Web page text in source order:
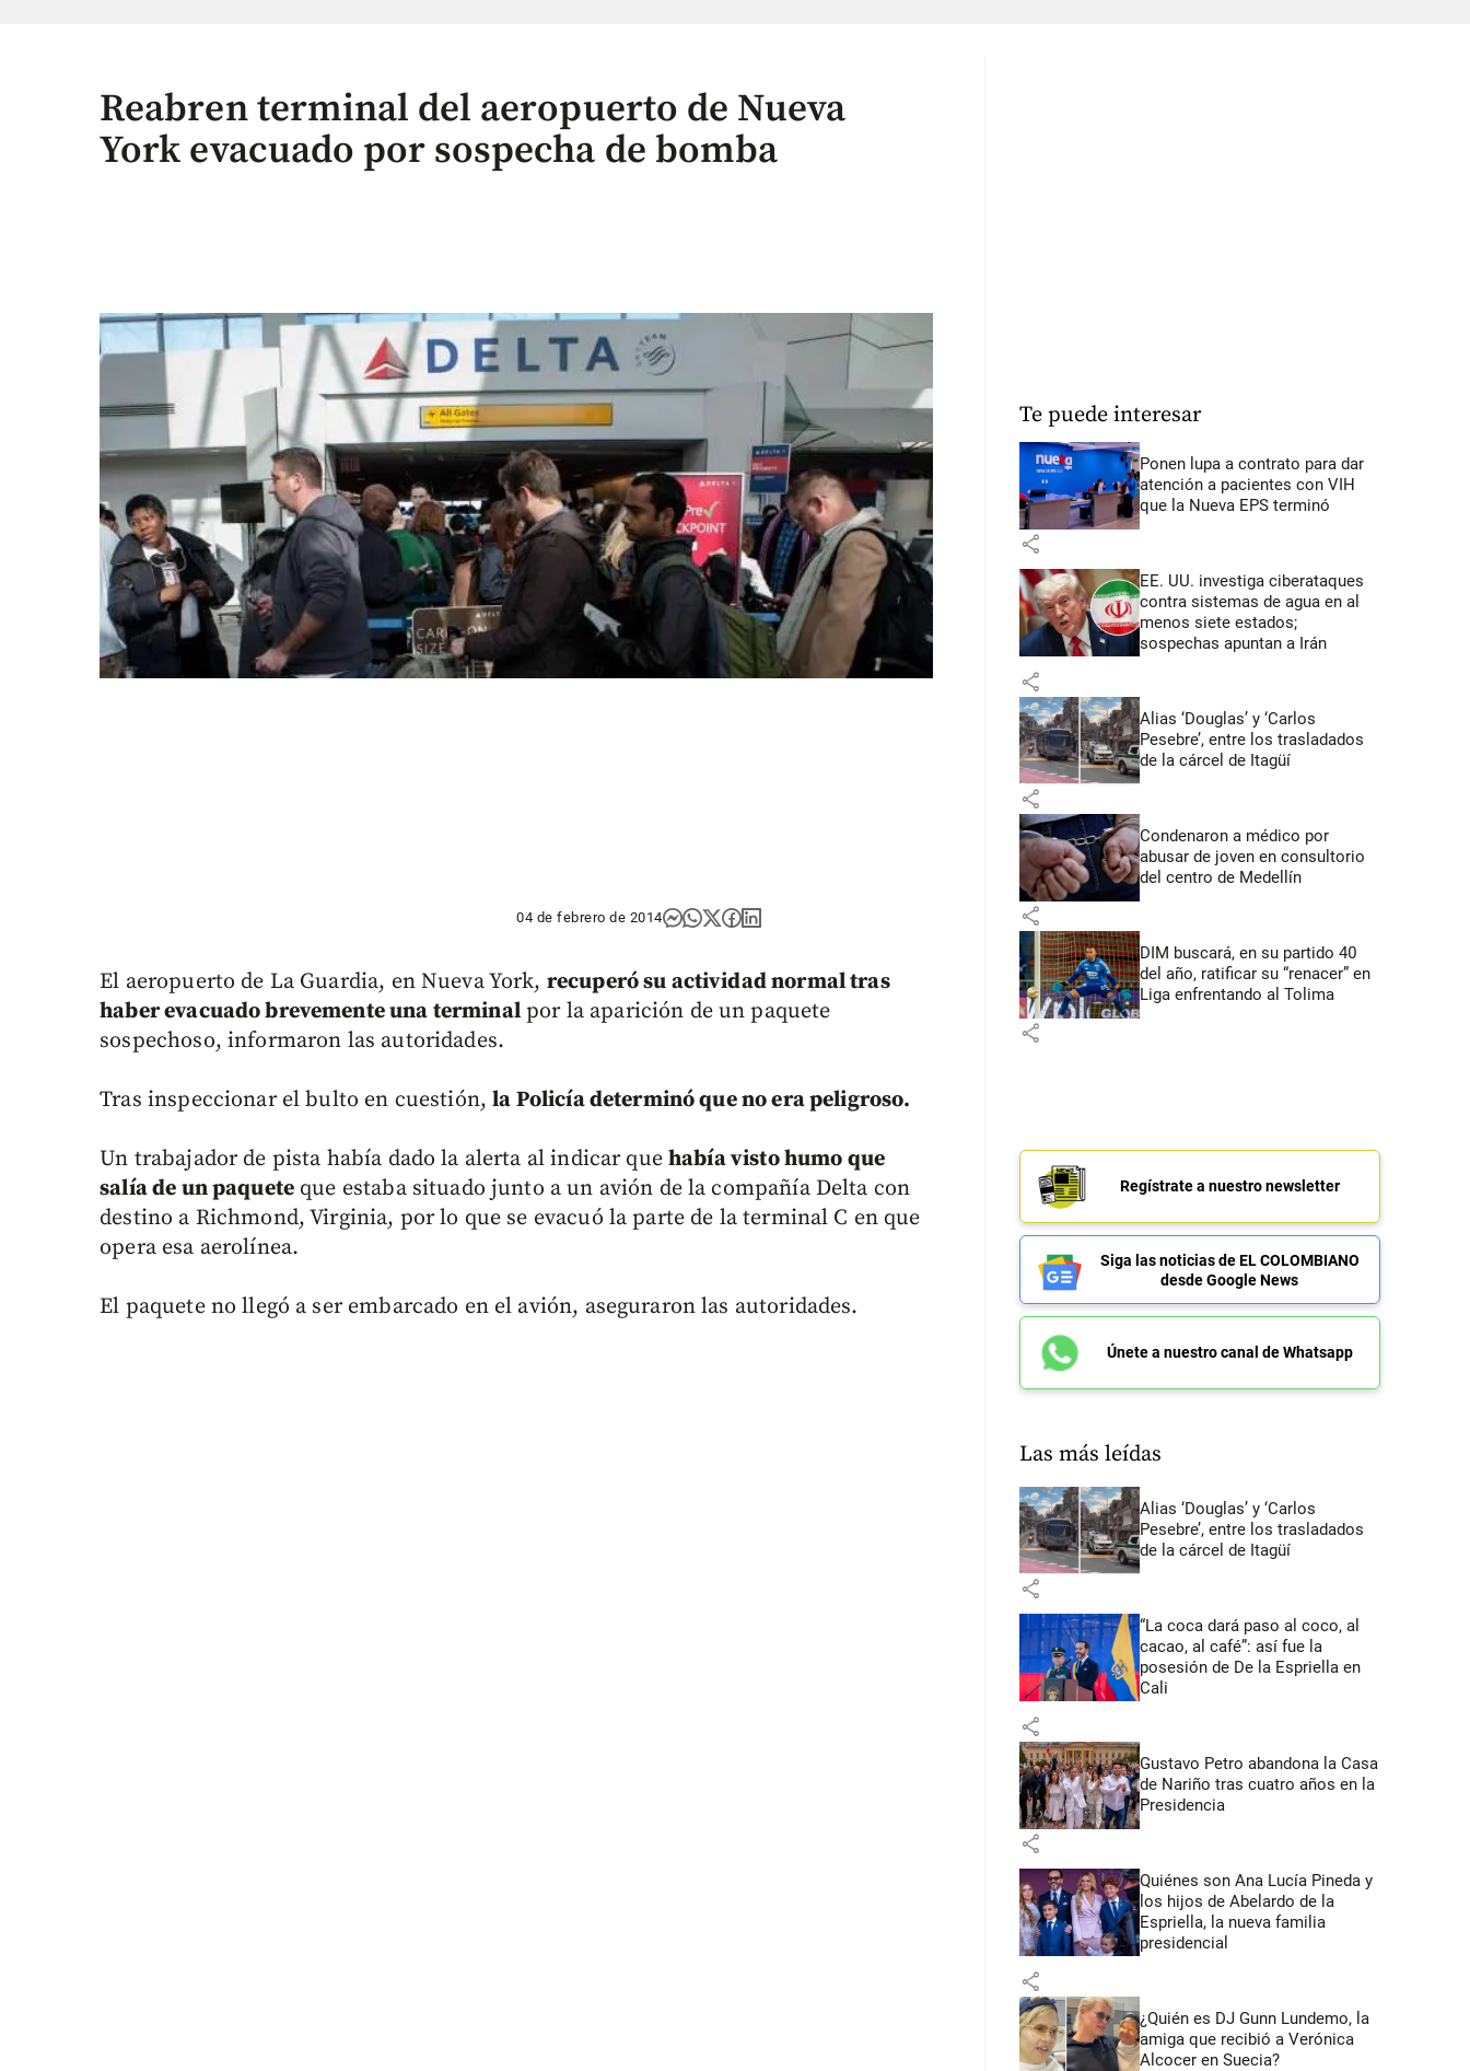
Reabren terminal del aeropuerto de Nueva
York evacuado por sospecha de bomba
04 de febrero de 2014
El aeropuerto de La Guardia, en Nueva York, recuperó su actividad normal tras
haber evacuado brevemente una terminalpor la aparición de un paquete
sospechoso, informaron las autoridades.
Tras inspeccionar el bulto en cuestión,la Policía determinó que no era peligroso.
Un trabajador de pista había dado la alerta al indicar quehabía visto humo que
salía de un paquete que estaba situado junto a un avión de la compañía Delta con
destino a Richmond, Virginia, por lo que se evacuó la parte de la terminal C en que
opera esa aerolínea.
El paquete no llegó a ser embarcado en el avión, aseguraron las autoridades.
Te puede interesar
Ponen lupa a contrato para dar
atención a pacientes con VIH
que la Nueva EPS terminó
share
EE. UU. investiga ciberataques
contra sistemas de agua en al
menos siete estados;
sospechas apuntan a Irán
share
Alias ‘Douglas’ y ‘Carlos
Pesebre’, entre los trasladados
de la cárcel de Itagüí
share
Condenaron a médico por
abusar de joven en consultorio
del centro de Medellín
share
DIM buscará, en su partido 40
del año, ratificar su “renacer” en
Liga enfrentando al Tolima
share
Regístrate a nuestro newsletter
Siga las noticias de EL COLOMBIANO
desde Google News
Únete a nuestro canal de Whatsapp
Las más leídas
Alias ‘Douglas’ y ‘Carlos
Pesebre’, entre los trasladados
de la cárcel de Itagüí
share
“La coca dará paso al coco, al
cacao, al café”: así fue la
posesión de De la Espriella en
Cali
share
Gustavo Petro abandona la Casa
de Nariño tras cuatro años en la
Presidencia
share
Quiénes son Ana Lucía Pineda y
los hijos de Abelardo de la
Espriella, la nueva familia
presidencial
share
¿Quién es DJ Gunn Lundemo, la
amiga que recibió a Verónica
Alcocer en Suecia?